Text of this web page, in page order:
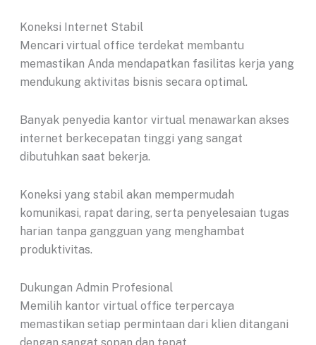
Koneksi Internet Stabil
Mencari virtual office terdekat membantu
memastikan Anda mendapatkan fasilitas kerja yang
mendukung aktivitas bisnis secara optimal.
Banyak penyedia kantor virtual menawarkan akses
internet berkecepatan tinggi yang sangat
dibutuhkan saat bekerja.
Koneksi yang stabil akan mempermudah
komunikasi, rapat daring, serta penyelesaian tugas
harian tanpa gangguan yang menghambat
produktivitas.
Dukungan Admin Profesional
Memilih kantor virtual office terpercaya
memastikan setiap permintaan dari klien ditangani